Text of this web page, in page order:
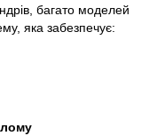
багато моделей
яка забезпечує: